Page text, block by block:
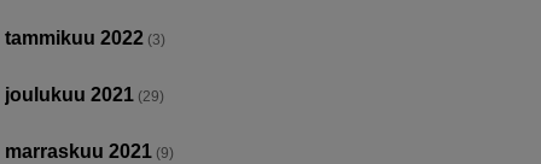
tammikuu 2022 (3)
joulukuu 2021 (29)
marraskuu 2021 (9)